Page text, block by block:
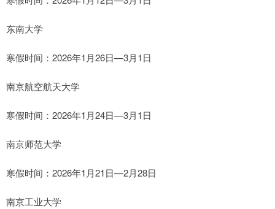
东南大学
寒假时间：2026年1月26日—3月1日
南京航空航天大学
寒假时间：2026年1月24日—3月1日
南京师范大学
寒假时间：2026年1月21日—2月28日
南京工业大学